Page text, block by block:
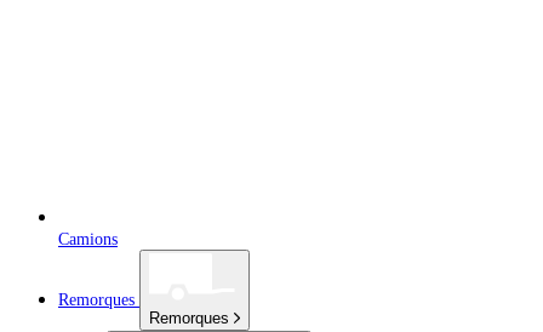
Camions
Remorques
Remorques